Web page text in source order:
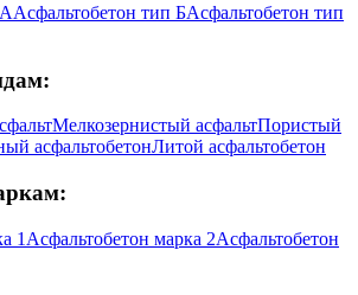
Асфальтобетон тип БАсфальтобетон тип
Мелкозернистый асфальтПористый
асфальтобетонЛитой асфальтобетон
1 Асфальтобетон марка 2Асфальтобетон